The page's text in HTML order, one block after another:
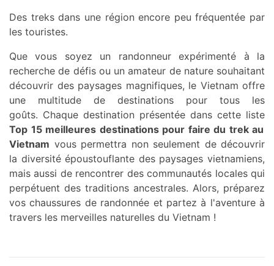
Des treks dans une région encore peu fréquentée par
les touristes.
Que vous soyez un randonneur expérimenté à la
recherche de défis ou un amateur de nature souhaitant
découvrir des paysages magnifiques, le Vietnam offre
une multitude de destinations pour tous les
goûts. Chaque destination présentée dans cette liste
Top 15 meilleures destinations pour faire du trek au
Vietnam vous permettra non seulement de découvrir
la diversité époustouflante des paysages vietnamiens,
mais aussi de rencontrer des communautés locales qui
perpétuent des traditions ancestrales. Alors, préparez
vos chaussures de randonnée et partez à l'aventure à
travers les merveilles naturelles du Vietnam !